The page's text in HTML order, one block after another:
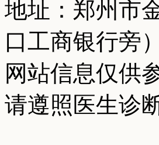
地址：郑州市
口工商银行旁）
网站信息仅供
请遵照医生诊